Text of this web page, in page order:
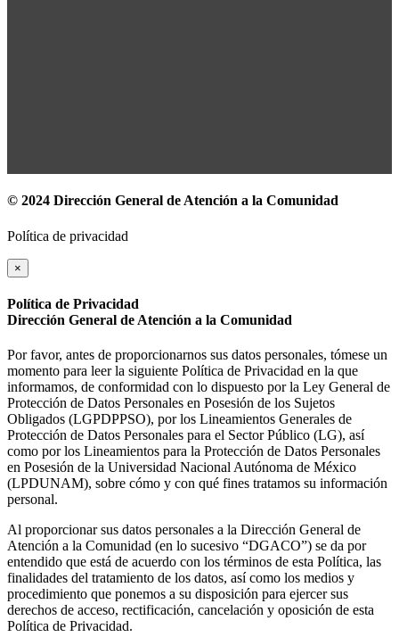
© 2024 Dirección General de Atención a la Comunidad
Política de privacidad
×
Política de Privacidad
Dirección General de Atención a la Comunidad
Por favor, antes de proporcionarnos sus datos personales, tómese un
momento para leer la siguiente Política de Privacidad en la que
informamos, de conformidad con lo dispuesto por la Ley General de
Protección de Datos Personales en Posesión de los Sujetos
Obligados (LGPDPPSO), por los Lineamientos Generales de
Protección de Datos Personales para el Sector Público (LG), así
como por los Lineamientos para la Protección de Datos Personales
en Posesión de la Universidad Nacional Autónoma de México
(LPDUNAM), sobre cómo y con qué fines tratamos su información
personal.
Al proporcionar sus datos personales a la Dirección General de
Atención a la Comunidad (en lo sucesivo “DGACO”) se da por
entendido que está de acuerdo con los términos de esta Política, las
finalidades del tratamiento de los datos, así como los medios y
procedimiento que ponemos a su disposición para ejercer sus
derechos de acceso, rectificación, cancelación y oposición de esta
Política de Privacidad.